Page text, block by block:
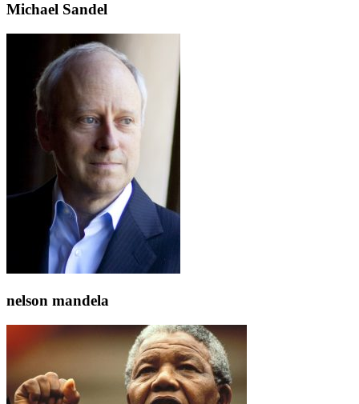
Michael Sandel
nelson mandela